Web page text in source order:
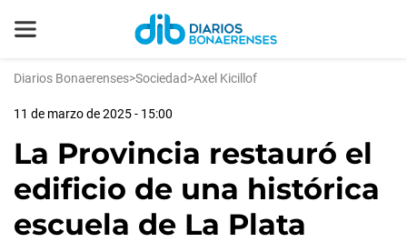
Diarios Bonaerenses>Sociedad>Axel Kicillof
11 de marzo de 2025 - 15:00
La Provincia restauró el
edificio de una histórica
escuela de La Plata